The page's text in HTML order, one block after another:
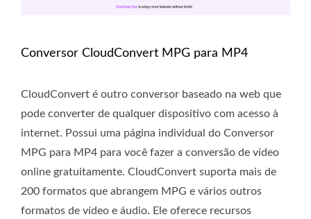
Conversor CloudConvert MPG para MP4
CloudConvert é outro conversor baseado na web que
pode converter de qualquer dispositivo com acesso à
internet. Possui uma página individual do Conversor
MPG para MP4 para você fazer a conversão de vídeo
online gratuitamente. CloudConvert suporta mais de
200 formatos que abrangem MPG e vários outros
formatos de vídeo e áudio. Ele oferece recursos